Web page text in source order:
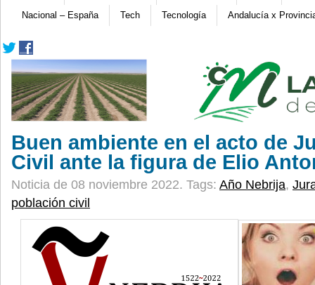
Nacional – España
Tech Tecnología Andalucía x
Buen ambiente en el acto de
Civil ante la figura de Elio
Noticia de 08 noviembre 2022. Tags: Año Nebrija,
población civil